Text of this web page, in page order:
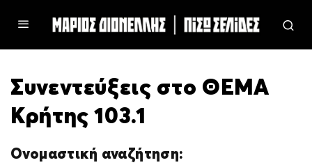
Συνεντεύξεις στο ΘΕΜΑ
Κρήτης 103.1
Ονομαστική αναζήτηση: